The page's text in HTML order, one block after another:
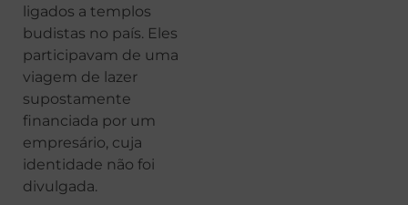
ligados a templos
budistas no país. Eles
participavam de uma
viagem de lazer
supostamente
financiada por um
empresário, cuja
identidade não foi
divulgada.